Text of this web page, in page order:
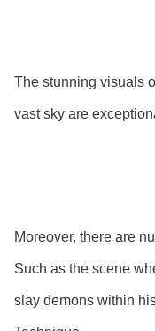
The stunning visuals
vast sky are
Moreover, there are
Such as the scene
slay demons within